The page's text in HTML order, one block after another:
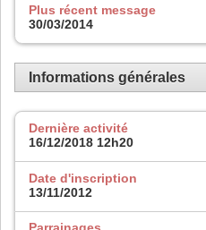
Plus récent message
30/03/2014
Informations générales
Dernière activité
16/12/2018 12h20
Date d'inscription
13/11/2012